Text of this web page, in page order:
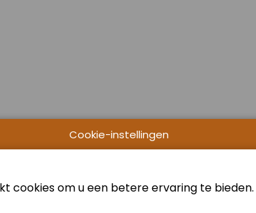
Cookie-instellingen
cookies om u een betere ervaring te bieden.